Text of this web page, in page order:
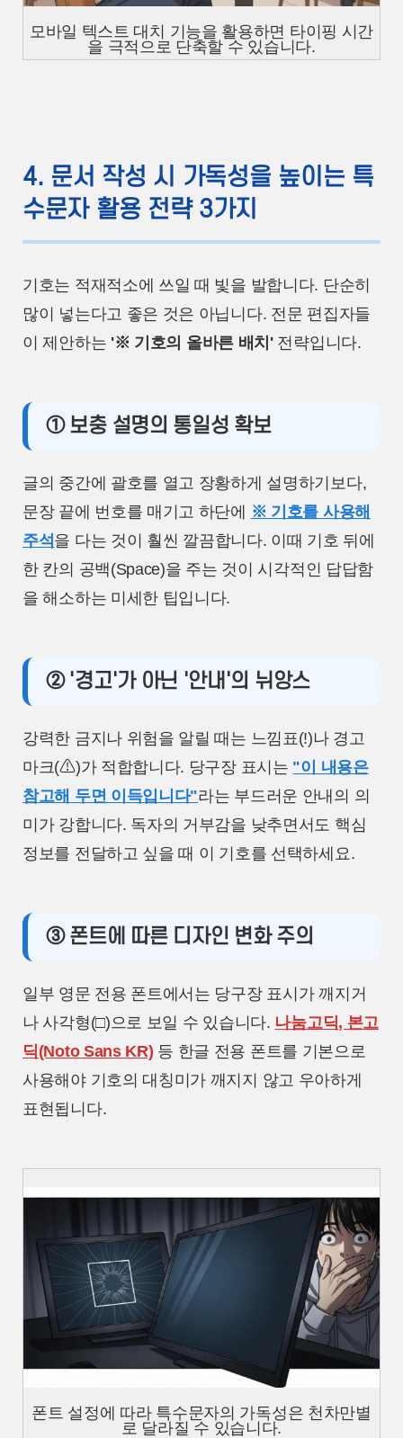
모바일 텍스트 대치 기능을 활용하면 타이핑 시간
을 극적으로 단축할 수 있습니다.
4. 문서 작성 시 가독성을 높이는 특
수문자 활용 전략 3가지
기호는 적재적소에 쓰일 때 빛을 발합니다. 단순히
많이 넣는다고 좋은 것은 아닙니다. 전문 편집자들
이 제안하는 '※ 기호의 올바른 배치'전략입니다.
① 보충 설명의 통일성 확보
글의 중간에 괄호를 열고 장황하게 설명하기보다,
문장 끝에 번호를 매기고 하단에
※ 기호를 사용해
주석 을 다는 것이 훨씬 깔끔합니다. 이때 기호 뒤에
한 칸의 공백(Space)을 주는 것이 시각적인 답답함
을 해소하는 미세한 팁입니다.
② '경고'가 아닌 '안내'의 뉘앙스
강력한 금지나 위험을 알릴 때는 느낌표(!)나 경고
마크(⚠)가 적합합니다. 당구장 표시는 "이 내용은
참고해 두면 이득입니다"라는 부드러운 안내의 의
미가 강합니다. 독자의 거부감을 낮추면서도 핵심
정보를 전달하고 싶을 때 이 기호를 선택하세요.
③ 폰트에 따른 디자인 변화 주의
일부 영문 전용 폰트에서는 당구장 표시가 깨지거
나 사각형(□)으로 보일 수 있습니다. 나눔고딕, 본고
딕(Noto Sans KR) 등 한글 전용 폰트를 기본으로
사용해야 기호의 대칭미가 깨지지 않고 우아하게
표현됩니다.
폰트 설정에 따라 특수문자의 가독성은 천차만별
로 달라질 수 있습니다.